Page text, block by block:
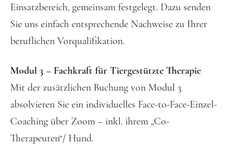
Einsatzbereich, gemeinsam festgelegt. Dazu senden
Sie uns einfach entsprechende Nachweise zu Ihrer
beruflichen Vorqualifikation.
Modul 3 – Fachkraft für Tiergestützte Therapie
Mit der zusätzlichen Buchung von Modul 3
absolvieren Sie ein individuelles Face-to-Face-Einzel-
Coaching über Zoom – inkl. ihrem „Co-
Therapeuten“/ Hund.